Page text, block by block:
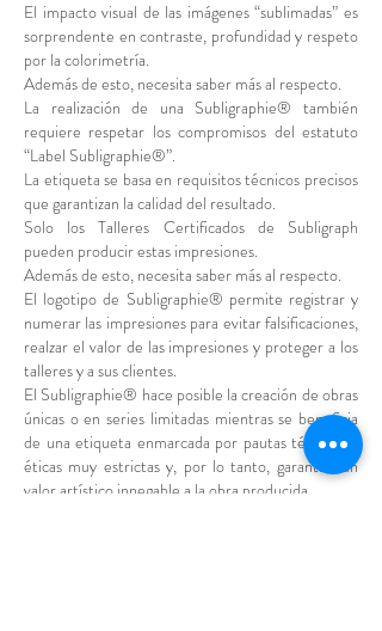
El impacto visual de las imágenes “sublimadas” es
sorprendente en contraste, profundidad y respeto
por la colorimetría.
Además de esto, necesita saber más al respecto.
La realización de una Subligraphie® también
requiere respetar los compromisos del estatuto
“Label Subligraphie®”.
La etiqueta se basa en requisitos técnicos precisos
que garantizan la calidad del resultado.
Solo los Talleres Certificados de Subligraph
pueden producir estas impresiones.
Además de esto, necesita saber más al respecto.
El logotipo de Subligraphie® permite registrar y
numerar las impresiones para evitar falsificaciones,
realzar el valor de las impresiones y proteger a los
talleres y a sus clientes.
El Subligraphie® hace posible la creación de obras
únicas o en series limitadas mientras se beneficia
de una etiqueta enmarcada por pautas técnicas y
éticas muy estrictas y, por lo tanto, garantiza un
valor artístico innegable a la obra producida.